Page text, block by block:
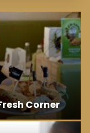
Corner